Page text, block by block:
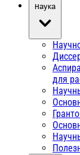
Наука
для